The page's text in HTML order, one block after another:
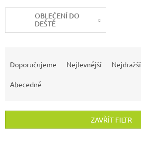
OBLEČENÍ DO
DEŠTĚ
r
Doporučujeme Nejlevnější Nejdražší
Abecedně
ZAVŘÍT FILTR